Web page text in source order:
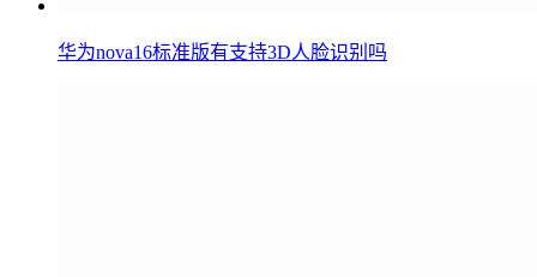
华为nova16标准版有支持3D人脸识别吗